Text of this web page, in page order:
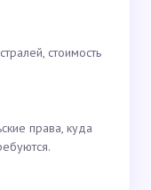
стоимость
права, куда